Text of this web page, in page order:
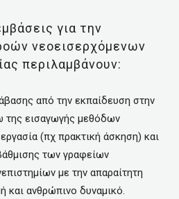
για την
νεοεισερχόμενων
περιλαμβάνουν:
από την εκπαίδευση στην
της εισαγωγής μεθόδων
(πχ πρακτική άσκηση) και
των γραφείων
με την απαραίτητη
και ανθρώπινο δυναμικό.